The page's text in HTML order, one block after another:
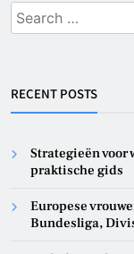
Search
for:
RECENT POSTS
Strategieën voor
praktische gids
Europese
Bundesliga,